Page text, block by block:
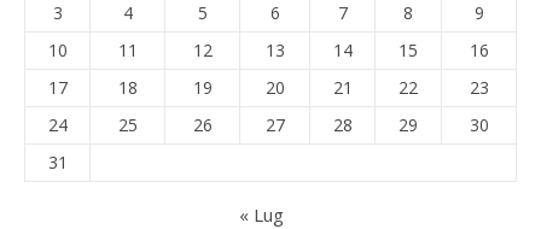
3
4 5 6 7 8
9
10
11 12 13 14 15
16
17
18 19 20 21 22
23
24
25 26 27 28 29
30
31
« Lug